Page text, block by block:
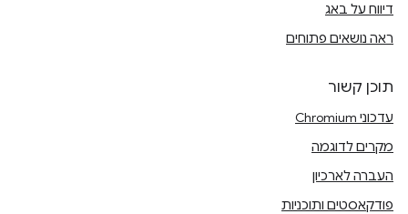
דיווח על באג
ראה נושאים פתוחים
תוכן קשור
עדכוני Chromium
מקרים לדוגמה
העברה לארכיון
פודקאסטים ותוכניות